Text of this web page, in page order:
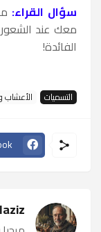
سؤال القراء:
معك عند الشعور
الفائدة!
التسميات الأعشاب